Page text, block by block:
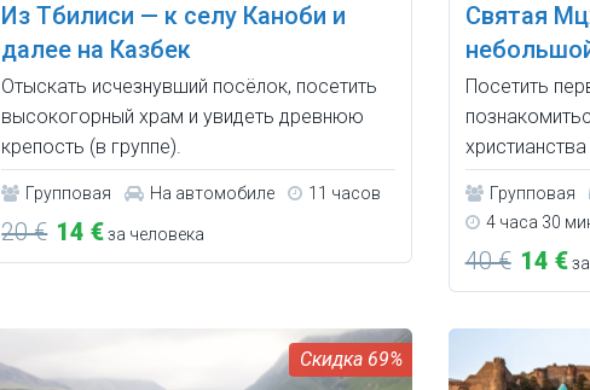
Из Тбилиси — к селу Кaноби и
далее на Казбек
Отыскать исчезнувший посёлок, посетить
высокогорный храм и увидеть древнюю
крепость (в группе).
Групповая На автомобиле 11 часов
20 € 14 €за человека
Святая
Посетить
Групповая
4 часа 30
40 € 14 €за
69%